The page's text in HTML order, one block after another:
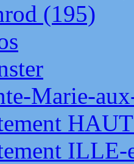
(195)
Marie-